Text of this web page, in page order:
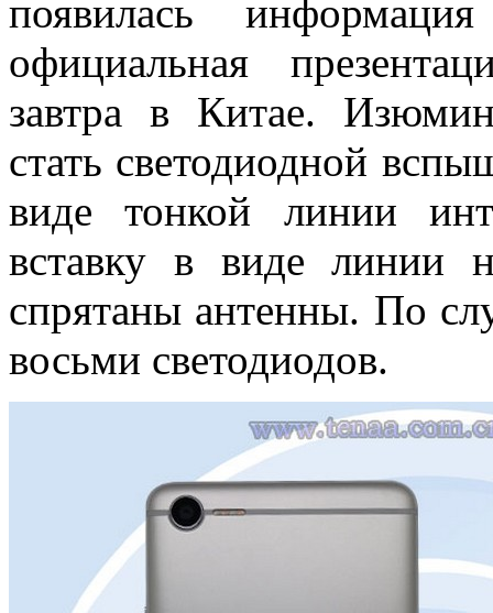
появилась
официальная
завтра в Китае.
стать светодиодной
виде тонкой линии
вставку в виде линии
спрятаны антенны. По
восьми светодиодов.